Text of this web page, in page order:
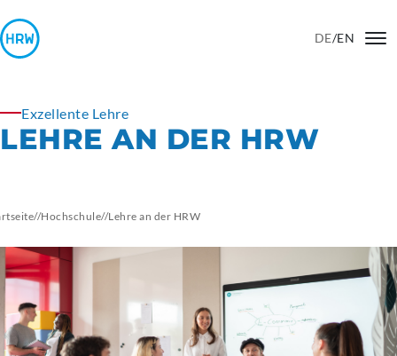
DE/EN
Exzellente Lehre
LEHRE AN DER HRW
//Hochschule//Lehre an der HRW